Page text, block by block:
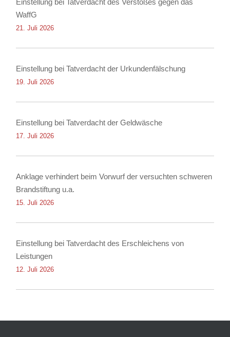
Einstellung bei Tatverdacht des Verstoßes gegen das
WaffG
21. Juli 2026
Einstellung bei Tatverdacht der Urkundenfälschung
19. Juli 2026
Einstellung bei Tatverdacht der Geldwäsche
17. Juli 2026
Anklage verhindert beim Vorwurf der versuchten schweren
Brandstiftung u.a.
15. Juli 2026
Einstellung bei Tatverdacht des Erschleichens von
Leistungen
12. Juli 2026